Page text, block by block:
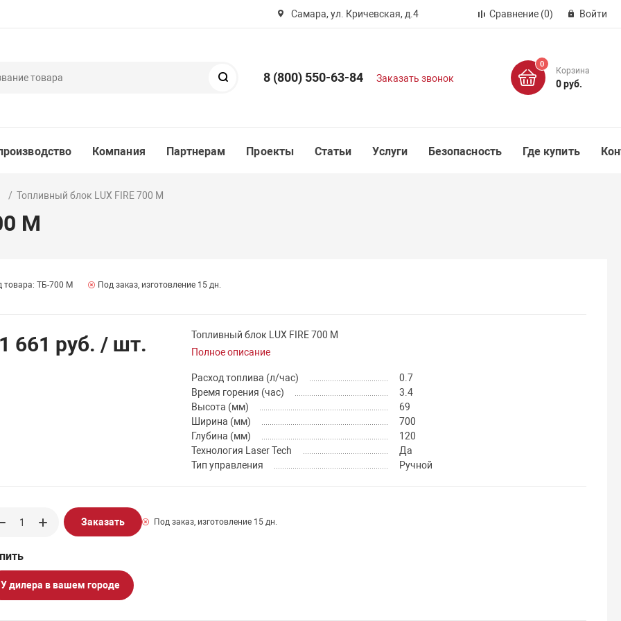
Самара, ул. Кричевская, д.4 Сравнение (0) Войти
8 (800) 550-63-84 Заказать звонок
0
Корзина
0 руб.
Компания Партнерам Проекты Статьи Услуги Безопасность Где купить
Топливный блок LUX FIRE 700 М
М
товара: ТБ-700 М Под заказ, изготовление 15 дн.
661 руб. / шт.
Топливный блок LUX FIRE 700 М
Полное описание
Расход топлива (л/час)
0.7
Время горения (час)
3.4
Высота (мм)
69
Ширина (мм)
700
Глубина (мм)
120
Технология Laser Tech
Да
Тип управления
Ручной
Заказать Под заказ, изготовление 15 дн.
У дилера в вашем городе